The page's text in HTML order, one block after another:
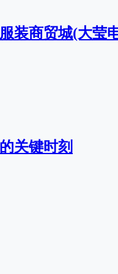
装商贸城(大莹
关键时刻